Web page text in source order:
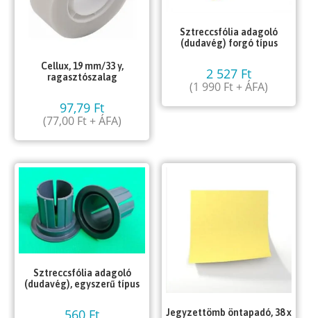
Cellux, 19 mm/33 y,
ragasztószalag
97,79 Ft
(77,00 Ft+ ÁFA)
Sztreccsfólia adagoló
(dudavég) forgó típus
2 527 Ft
(1 990 Ft+ ÁFA)
Sztreccsfólia adagoló
(dudavég), egyszerű típus
560 Ft
Jegyzettömb öntapadó, 38 x